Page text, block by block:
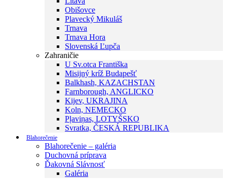
Obišovce
Plavecký Mikuláš
Trnava
Trnava Hora
Slovenská Ľupča
Zahraničie
U Sv.otca Františka
Misijný kríž Budapešť
Balkhash, KAZACHSTAN
Farnborough, ANGLICKO
Kijev, UKRAJINA
Koln, NEMECKO
Pļaviņas, LOTYŠSKO
Svratka, ČESKÁ REPUBLIKA
Blahorečenie
Blahorečenie – galéria
Duchovná príprava
Ďakovná Slávnosť
Galéria